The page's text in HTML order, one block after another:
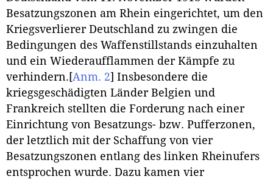
Besatzungszonen am Rhein eingerichtet, um den
Kriegsverlierer Deutschland zu zwingen die
Bedingungen des Waffenstillstands einzuhalten
und ein Wiederaufflammen der Kämpfe zu
verhindern. [Anm. 2] Insbesondere die
kriegsgeschädigten Länder Belgien und
Frankreich stellten die Forderung nach einer
Einrichtung von Besatzungs- bzw. Pufferzonen,
der letztlich mit der Schaffung von vier
Besatzungszonen entlang des linken Rheinufers
entsprochen wurde. Dazu kamen vier